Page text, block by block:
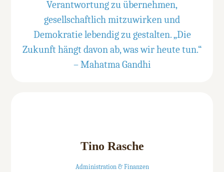
Verantwortung zu übernehmen,
gesellschaftlich mitzuwirken und
Demokratie lebendig zu gestalten. „Die
Zukunft hängt davon ab, was wir heute tun.“
– Mahatma Gandhi
Tino Rasche
Administration & Finanzen